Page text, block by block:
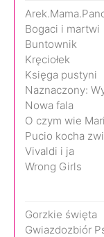
Bogaci i martwi
Buntownik
Kręciołek
Księga pustyni
Naznaczony:
Nowa fala
O czym wie
Pucio kocha
Vivaldi i ja
Wrong Girls
Gorzkie święta
Gwiazdozbiór